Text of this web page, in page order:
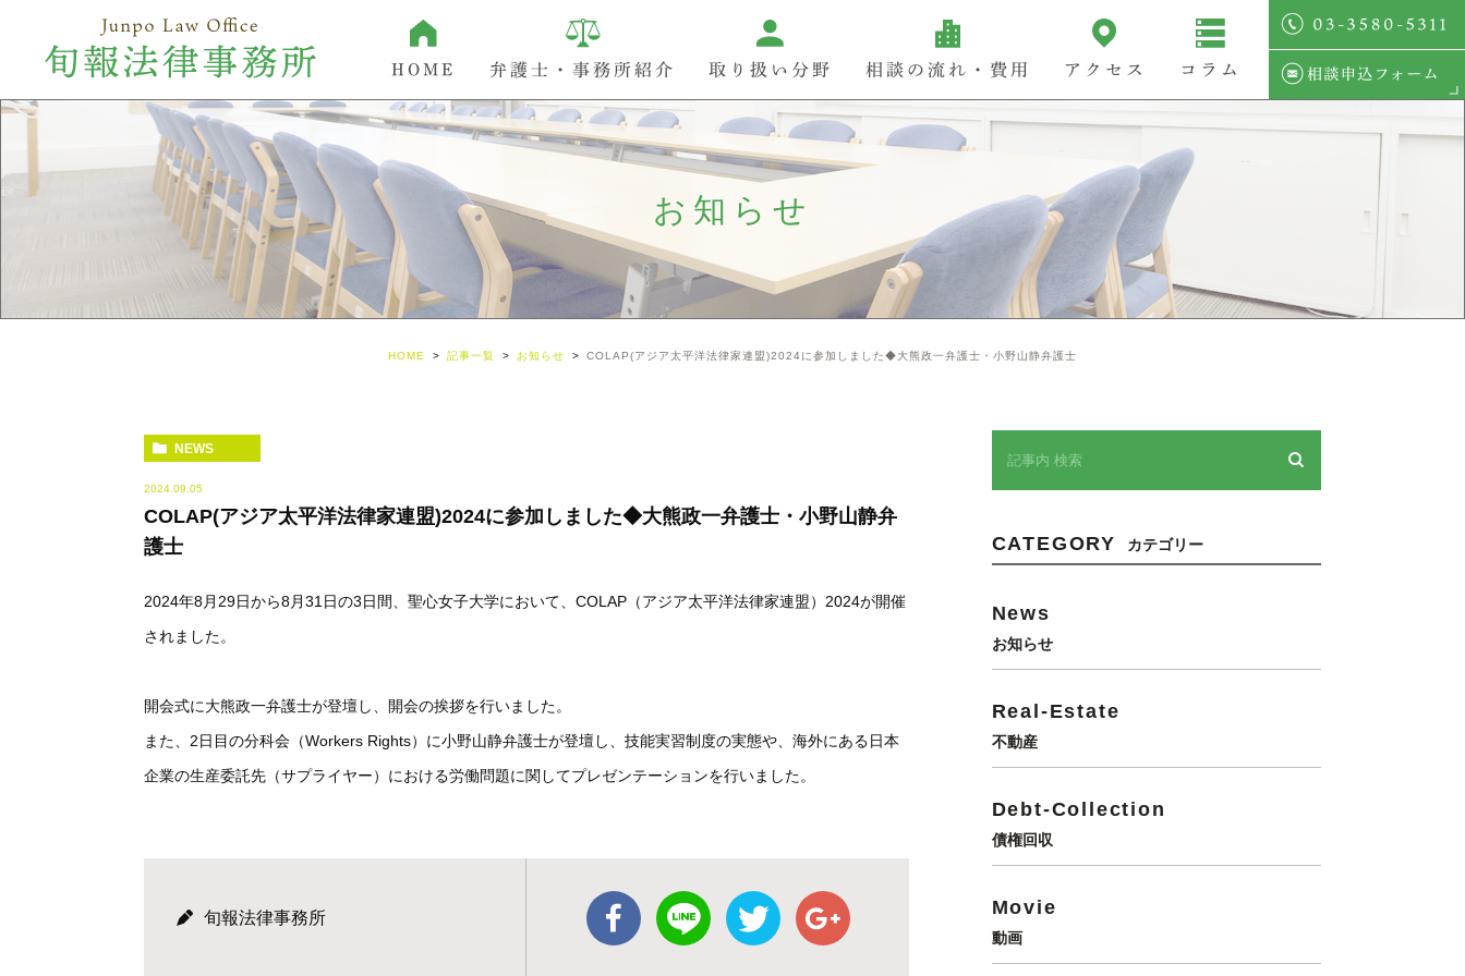
HOME 弁護士・事務所紹介 取り扱い分野 相談の流れ・費用 アクセス コラム
お知らせ
HOME 記事一覧 お知らせ COLAP(アジア太平洋法律家連盟)2024に参加しました◆大熊政一弁護士・小野山静弁護士
NEWS
2024.09.05
COLAP(アジア太平洋法律家連盟)2024に参加しました◆大熊政一弁護士・小野山静弁
護士
2024年8月29日から8月31日の3日間、聖心女子大学において、COLAP（アジア太平洋法律家連盟）2024が開催
されました。
開会式に大熊政一弁護士が登壇し、開会の挨拶を行いました。
また、2日目の分科会（Workers Rights）に小野山静弁護士が登壇し、技能実習制度の実態や、海外にある日本
企業の生産委託先（サプライヤー）における労働問題に関してプレゼンテーションを行いました。
旬報法律事務所
CATEGORY カテゴリー
News
お知らせ
Real-Estate
不動産
Debt-Collection
債権回収
Movie
動画